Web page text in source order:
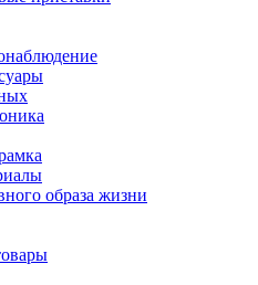
образа жизни